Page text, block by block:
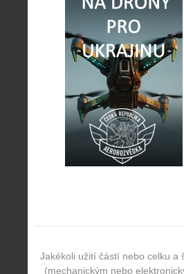
Jakékoli užití částí nebo celku a
(mechanickým nebo